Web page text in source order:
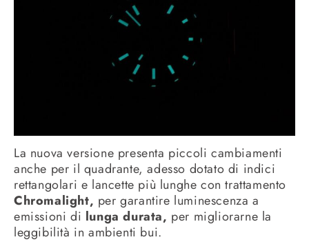
La nuova versione presenta piccoli cambiamenti
anche per il quadrante, adesso dotato di indici
rettangolari e lancette più lunghe con trattamento
Chromalight, per garantire luminescenza a
emissioni di lunga durata, per migliorarne la
leggibilità in ambienti bui.